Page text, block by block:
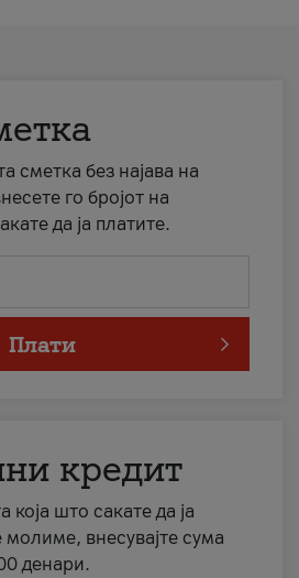
сметка без најава на
го бројот на
да ја платите.
Плати
кредит
која што сакате да ја
внесувајте сума
денари.